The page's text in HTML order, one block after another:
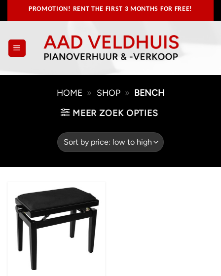
to
PROMOTION! RENT THE FIRST 3 MONTHS FOR FREE!
HOME » SHOP » BENCH
MEER ZOEK OPTIES